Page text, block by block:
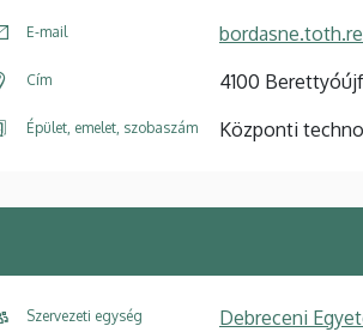
E-mail
Cím 4100
Épület, emelet, szobaszám Központi
Szervezeti egység
Debreceni